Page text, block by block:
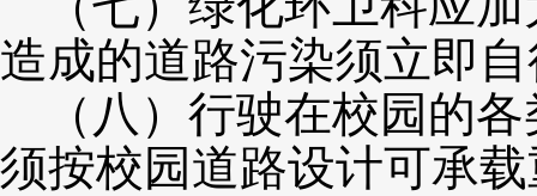
造成的道路污染须立即
（八）行驶在校园的
须按校园道路设计可承